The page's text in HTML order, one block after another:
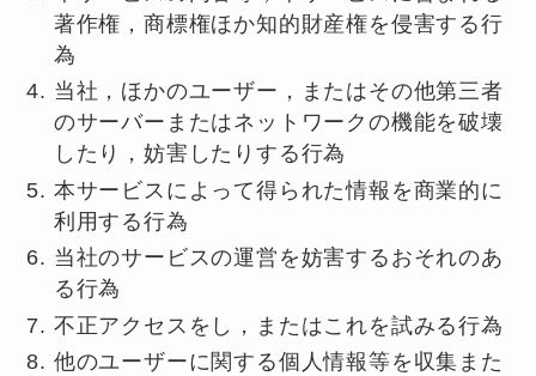
著作権，商標権ほか知的財産権を侵害する行
為
当社，ほかのユーザー，またはその他第三者
のサーバーまたはネットワークの機能を破壊
したり，妨害したりする行為
本サービスによって得られた情報を商業的に
利用する行為
当社のサービスの運営を妨害するおそれのあ
る行為
不正アクセスをし，またはこれを試みる行為
他のユーザーに関する個人情報等を収集また